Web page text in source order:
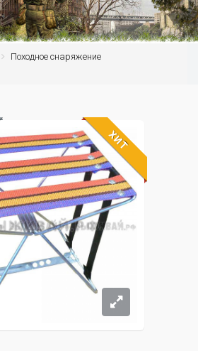
Походное снаряжение
ХИТ